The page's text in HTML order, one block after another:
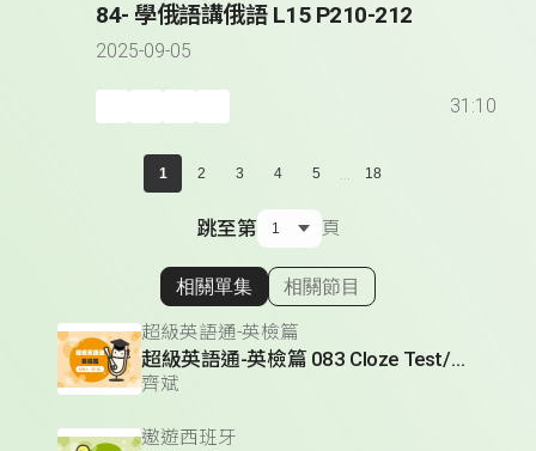
84- 學俄語講俄語 L15 P210-212
2025-09-05
31:10
1 2 3 4 5 ... 18
跳至第 頁
顯示相關單集
相關單集 相關節目
超級英語通-英檢篇
超級英語通-英檢篇 083 Cloze Test/段落填空-13
齊斌
遨遊西班牙